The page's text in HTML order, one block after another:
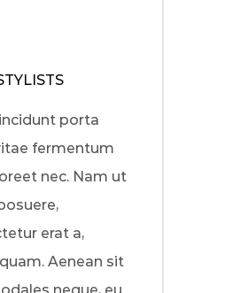
porta
fermentum
nec. Nam ut
erat a,
Aenean sit